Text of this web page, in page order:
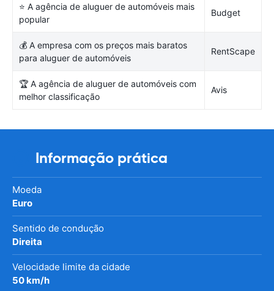
⭐ A agência de aluguer de automóveis mais
popular
Budget
💰 A empresa com os preços mais baratos
para aluguer de automóveis
RentScape
🏆 A agência de aluguer de automóveis com
melhor classificação
Avis
Informação prática
Moeda
Euro
Sentido de condução
Direita
Velocidade limite da cidade
50 km/h